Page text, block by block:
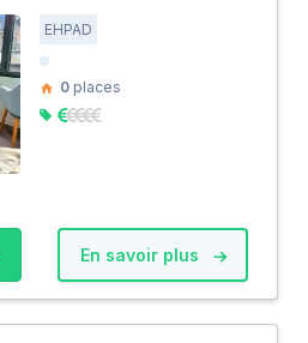
EHPAD
0 places
En savoir plus